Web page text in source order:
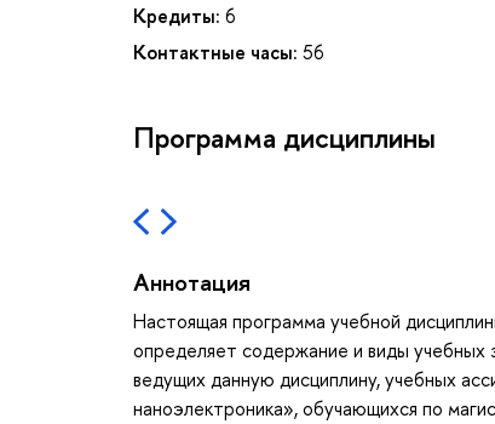
Кредиты: 6
Контактные часы: 56
Программа дисциплины
Аннотация
Настоящая программа учебной
определяет содержание и виды учебных
ведущих данную дисциплину, учебных
наноэлектроника», обучающихся по